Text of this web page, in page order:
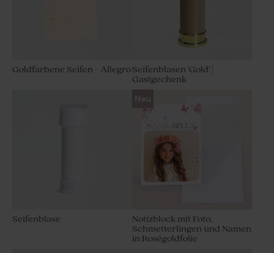
Goldfarbene Seifen - AllegroSeifenblasen 'Gold' |
Gastgechenk
Seifenblase
Neu
Notizblock mit Foto,
Schmetterlingen und Namen
in Roségoldfolie